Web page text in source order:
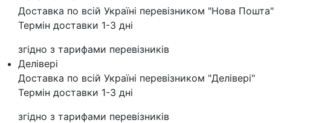
Доставка по всій Україні перевізником "Нова Пошта"
Термін доставки 1-3 дні
згідно з тарифами перевізників
Делівері
Доставка по всій Україні перевізником "Делівері"
Термін доставки 1-3 дні
згідно з тарифами перевізників